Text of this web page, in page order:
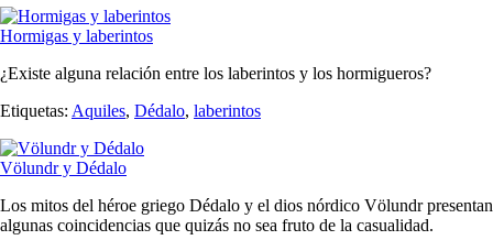
Hormigas y laberintos
¿Existe alguna relación entre los laberintos y los hormigueros?
Etiquetas: Aquiles, Dédalo, laberintos
Völundr y Dédalo
Los mitos del héroe griego Dédalo y el dios nórdico Völundr presentan
algunas coincidencias que quizás no sea fruto de la casualidad.